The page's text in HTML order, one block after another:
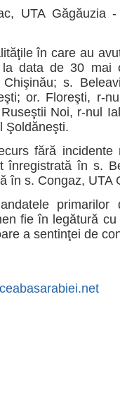
UTA Găgăuzia
în care au
data de 30 mai
s.
or. Floreşti, r-
Noi, r-nul
Şoldăneşti.
fără
înregistrată în s.
în s. Congaz, UTA
fie în legătură
a sentinţei de